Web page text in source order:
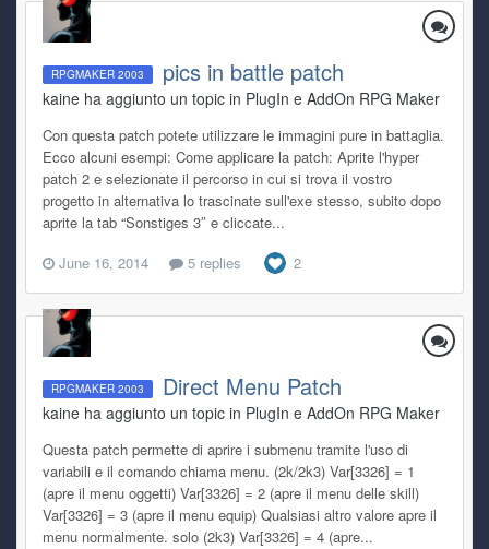
RPGMAKER 2003 pics in battle patch
kaine ha aggiunto un topic in PlugIn e AddOn RPG Maker
Con questa patch potete utilizzare le immagini pure in battaglia.
Ecco alcuni esempi: Come applicare la patch: Aprite l'hyper
patch 2 e selezionate il percorso in cui si trova il vostro
progetto in alternativa lo trascinate sull'exe stesso, subito dopo
aprite la tab “Sonstiges 3″ e cliccate...
June 16, 2014
5 replies 2
RPGMAKER 2003 Direct Menu Patch
kaine ha aggiunto un topic in PlugIn e AddOn RPG Maker
Questa patch permette di aprire i submenu tramite l'uso di
variabili e il comando chiama menu. (2k/2k3) Var[3326] = 1
(apre il menu oggetti) Var[3326] = 2 (apre il menu delle skill)
Var[3326] = 3 (apre il menu equip) Qualsiasi altro valore apre il
menu normalmente. solo (2k3) Var[3326] = 4 (apre...